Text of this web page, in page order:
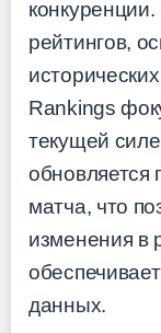
рейтингов,
Rankings
текущей
обновляется
матча, что
изменения в
данных.